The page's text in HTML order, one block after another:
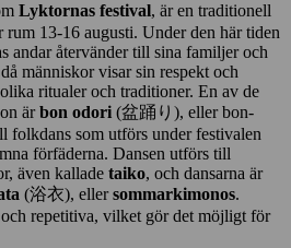
Lyktornas festival, är en traditionell
13-16 augusti. Under den här tiden
andar återvänder till sina familjer och
människor visar sin respekt och
ritualer och traditioner. En av de
ärbon odori (盆踊り), eller bon-
folkdans som utförs under festivalen
förfäderna. Dansen utförs till
även kallade taiko, och dansarna är
(浴衣), ellersommarkimonos.
repetitiva, vilket gör det möjligt för